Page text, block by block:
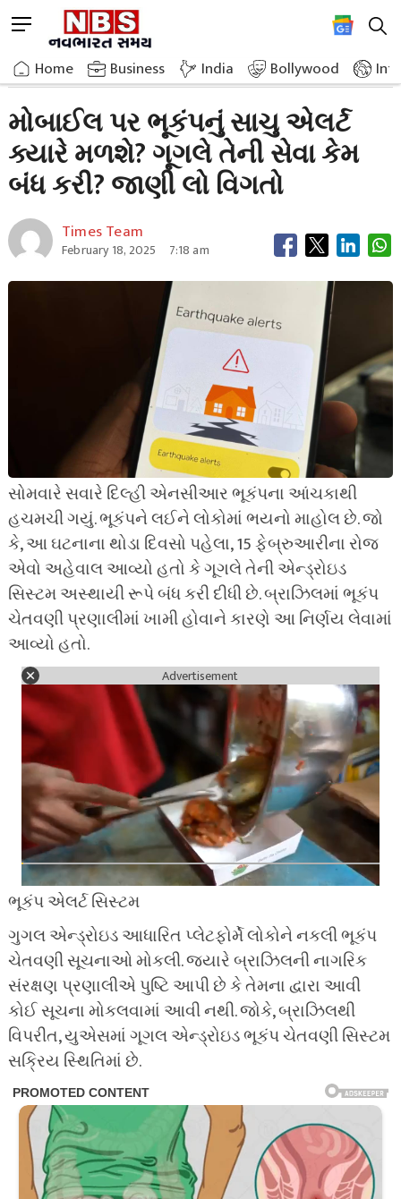
to
content
M
n
u
u
t
o
Home Business India Bollywood
Home»Breaking News»When Will We Get Accurate Earthquake Alerts On Our Mobile Phones
મોબાઈલ પર ભૂકંપનું સાચુ એલર્ટ
ક્યારે મળશે? ગૂગલે તેની સેવા કેમ
બંધ કરી? જાણી લો વિગતો
Times Team
February 18, 2025 7:18 am
સોમવારે સવારે દિલ્હી એનસીઆર ભૂકંપના આંચકાથી
હચમચી ગયું. ભૂકંપને લઈને લોકોમાં ભયનો માહોલ છે. જો
કે, આ ઘટનાના થોડા દિવસો પહેલા, 15 ફેબ્રુઆરીના રોજ
એવો અહેવાલ આવ્યો હતો કે ગૂગલે તેની એન્ડ્રોઇડ
સિસ્ટમ અસ્થાયી રૂપે બંધ કરી દીધી છે. બ્રાઝિલમાં ભૂકંપ
ચેતવણી પ્રણાલીમાં ખામી હોવાને કારણે આ નિર્ણય લેવામાં
આવ્યો હતો.
Advertisement
ભૂકંપ એલર્ટ સિસ્ટમ
ગુગલ એન્ડ્રોઇડ આધારિત પ્લેટફોર્મે લોકોને નકલી ભૂકંપ
ચેતવણી સૂચનાઓ મોકલી. જ્યારે બ્રાઝિલની નાગરિક
સંરક્ષણ પ્રણાલીએ પુષ્ટિ આપી છે કે તેમના દ્વારા આવી
કોઈ સૂચના મોકલવામાં આવી નથી. જોકે, બ્રાઝિલથી
વિપરીત, યુએસમાં ગૂગલ એન્ડ્રોઇડ ભૂકંપ ચેતવણી સિસ્ટમ
સક્રિય સ્થિતિમાં છે.